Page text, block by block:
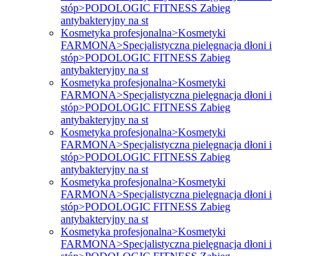
stóp>PODOLOGIC FITNESS Zabieg
antybakteryjny na st
Kosmetyka profesjonalna>Kosmetyki
FARMONA>Specjalistyczna pielęgnacja dłoni i
stóp>PODOLOGIC FITNESS Zabieg
antybakteryjny na st
Kosmetyka profesjonalna>Kosmetyki
FARMONA>Specjalistyczna pielęgnacja dłoni i
stóp>PODOLOGIC FITNESS Zabieg
antybakteryjny na st
Kosmetyka profesjonalna>Kosmetyki
FARMONA>Specjalistyczna pielęgnacja dłoni i
stóp>PODOLOGIC FITNESS Zabieg
antybakteryjny na st
Kosmetyka profesjonalna>Kosmetyki
FARMONA>Specjalistyczna pielęgnacja dłoni i
stóp>PODOLOGIC FITNESS Zabieg
antybakteryjny na st
Kosmetyka profesjonalna>Kosmetyki
FARMONA>Specjalistyczna pielęgnacja dłoni i